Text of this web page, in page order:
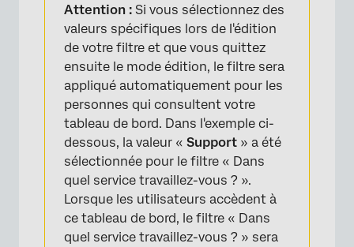
Attention : Si vous sélectionnez des
valeurs spécifiques lors de l'édition
de votre filtre et que vous quittez
ensuite le mode édition, le filtre sera
appliqué automatiquement pour les
personnes qui consultent votre
tableau de bord. Dans l'exemple ci-
dessous, la valeur « Support » a été
sélectionnée pour le filtre « Dans
quel service travaillez-vous ? ».
Lorsque les utilisateurs accèdent à
ce tableau de bord, le filtre « Dans
quel service travaillez-vous ? » sera